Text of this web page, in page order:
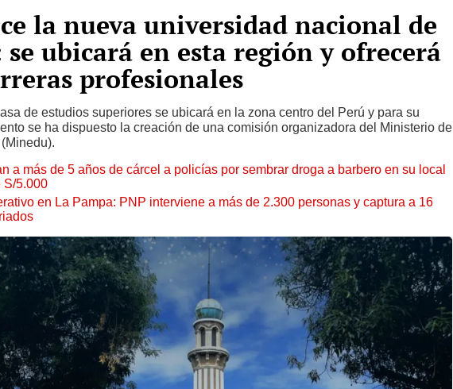
la nueva universidad nacional de
se ubicará en esta región y ofrecerá
profesionales
de estudios superiores se ubicará en la zona centro del Perú y para su
se ha dispuesto la creación de una comisión organizadora del Ministerio de
a más de 5 años de cárcel a policías por sembrar droga a barbero en su local
S/5.000
en La Pampa: PNP interviene a más de 2.300 personas y captura a 16